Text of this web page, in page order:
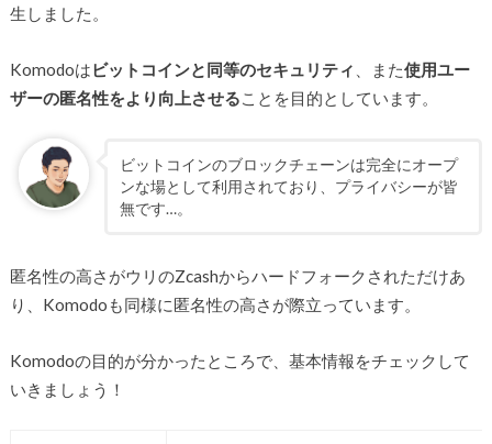
生しました。
Komodoはビットコインと同等のセキュリティ 、また使用ユー
ザーの匿名性をより向上させる ことを目的としています。
ビットコインのブロックチェーンは完全にオープ
ンな場として利用されており、プライバシーが皆
無です…。
匿名性の高さがウリのZcashからハードフォークされただけあ
り、Komodoも同様に匿名性の高さが際立っています。
Komodoの目的が分かったところで、基本情報をチェックして
いきましょう！